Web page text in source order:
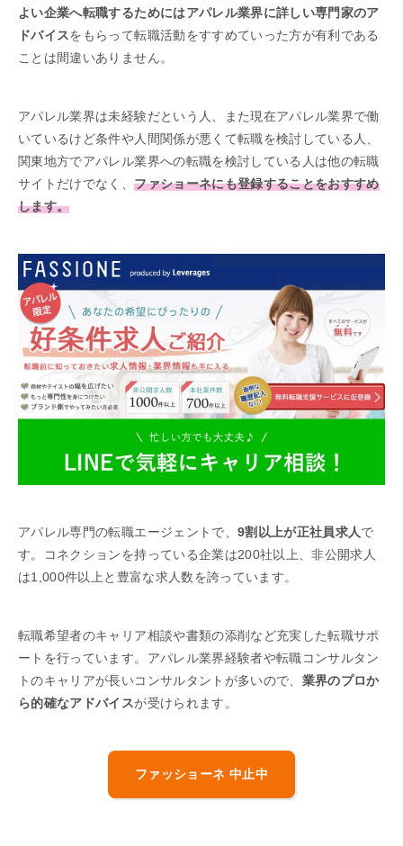
よい企業へ転職するためにはアパレル業界に詳しい専門家のア
ドバイスをもらって転職活動をすすめていった方が有利である
ことは間違いありません。
アパレル業界は未経験だという人、また現在アパレル業界で働
いているけど条件や人間関係が悪くて転職を検討している人、
関東地方でアパレル業界への転職を検討している人は他の転職
サイトだけでなく、ファショーネにも登録することをおすすめ
します。
アパレル専門の転職エージェントで、 9割以上が正社員求人で
す。コネクションを持っている企業は200社以上、非公開求人
は1,000件以上と豊富な求人数を誇っています。
転職希望者のキャリア相談や書類の添削など充実した転職サポ
ートを行っています。アパレル業界経験者や転職コンサルタン
トのキャリアが長いコンサルタントが多いので、 業界のプロか
ら的確なアドバイスが受けられます。
ファッショーネ 中止中